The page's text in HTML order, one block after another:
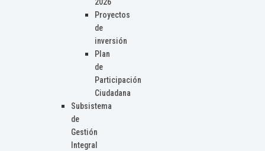
2026
Proyectos
de
inversión
Plan
de
Participación
Ciudadana
Subsistema
de
Gestión
Integral